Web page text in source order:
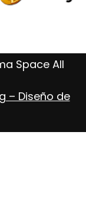
Space All
– Diseño de